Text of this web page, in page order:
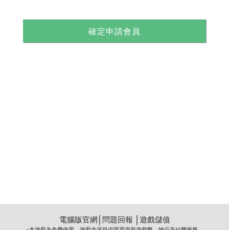
確定申請會員
電腦版官網 問題回報 遊戲儲值